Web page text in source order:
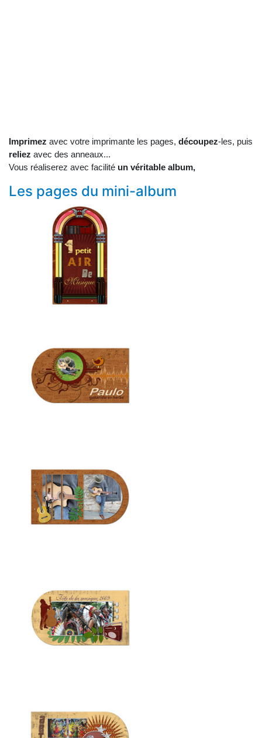
Imprimez avec votre imprimante les pages, découpez-les, puis
reliez avec des anneaux...
Vous réaliserez avec facilité un véritable album,
Les pages du mini-album